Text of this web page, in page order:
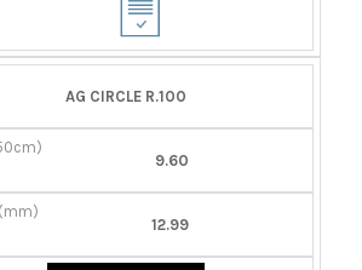
AG CIRCLE R.100
9.60
12.99